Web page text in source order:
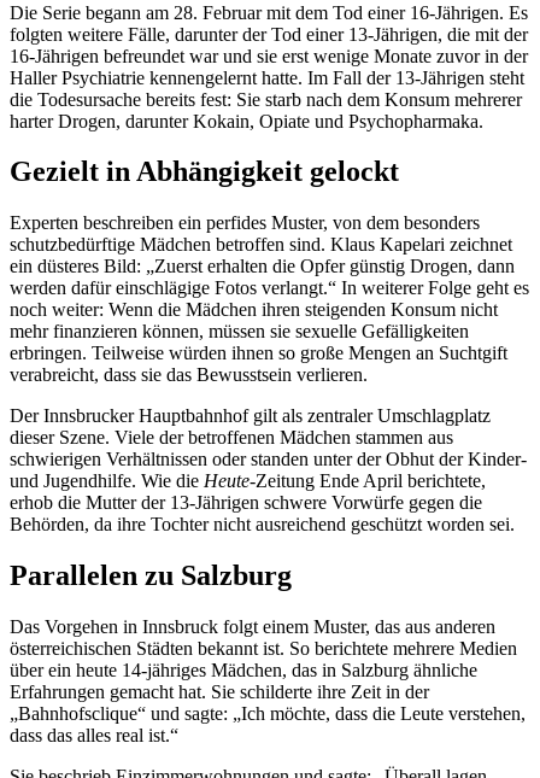
Die Serie begann am 28. Februar mit dem Tod einer 16-Jährigen. Es
folgten weitere Fälle, darunter der Tod einer 13-Jährigen, die mit der
16-Jährigen befreundet war und sie erst wenige Monate zuvor in der
Haller Psychiatrie kennengelernt hatte. Im Fall der 13-Jährigen steht
die Todesursache bereits fest: Sie starb nach dem Konsum mehrerer
harter Drogen, darunter Kokain, Opiate und Psychopharmaka.
Gezielt in Abhängigkeit gelockt
Experten beschreiben ein perfides Muster, von dem besonders
schutzbedürftige Mädchen betroffen sind. Klaus Kapelari zeichnet
ein düsteres Bild: „Zuerst erhalten die Opfer günstig Drogen, dann
werden dafür einschlägige Fotos verlangt.“ In weiterer Folge geht es
noch weiter: Wenn die Mädchen ihren steigenden Konsum nicht
mehr finanzieren können, müssen sie sexuelle Gefälligkeiten
erbringen. Teilweise würden ihnen so große Mengen an Suchtgift
verabreicht, dass sie das Bewusstsein verlieren.
Der Innsbrucker Hauptbahnhof gilt als zentraler Umschlagplatz
dieser Szene. Viele der betroffenen Mädchen stammen aus
schwierigen Verhältnissen oder standen unter der Obhut der Kinder-
und Jugendhilfe. Wie die Heute-Zeitung Ende April berichtete,
erhob die Mutter der 13-Jährigen schwere Vorwürfe gegen die
Behörden, da ihre Tochter nicht ausreichend geschützt worden sei.
Parallelen zu Salzburg
Das Vorgehen in Innsbruck folgt einem Muster, das aus anderen
österreichischen Städten bekannt ist. So berichtete mehrere Medien
über ein heute 14-jähriges Mädchen, das in Salzburg ähnliche
Erfahrungen gemacht hat. Sie schilderte ihre Zeit in der
„Bahnhofsclique“ und sagte: „Ich möchte, dass die Leute verstehen,
dass das alles real ist.“